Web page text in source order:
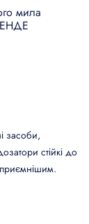
мила
засоби,
стійкі до